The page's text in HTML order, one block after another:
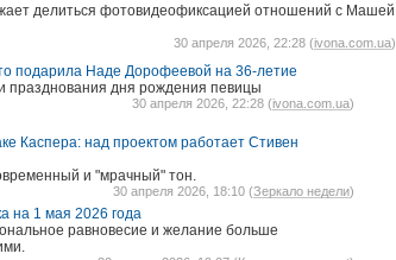
делиться фотовидеофиксацией отношений с Машей
30 апреля 2026, 22:28 (ivona.com.ua)
подарила Наде Дорофеевой на 36-летие
празднования дня рождения певицы
30 апреля 2026, 22:28 (ivona.com.ua)
Каспера: над проектом работает Стивен
и "мрачный" тон.
30 апреля 2026, 18:10 (Зеркало недели)
на 1 мая 2026 года
равновесие и желание больше